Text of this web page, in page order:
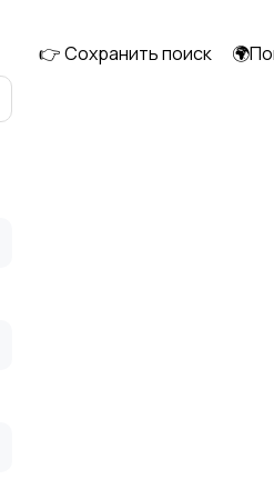
👉 Сохранить поиск